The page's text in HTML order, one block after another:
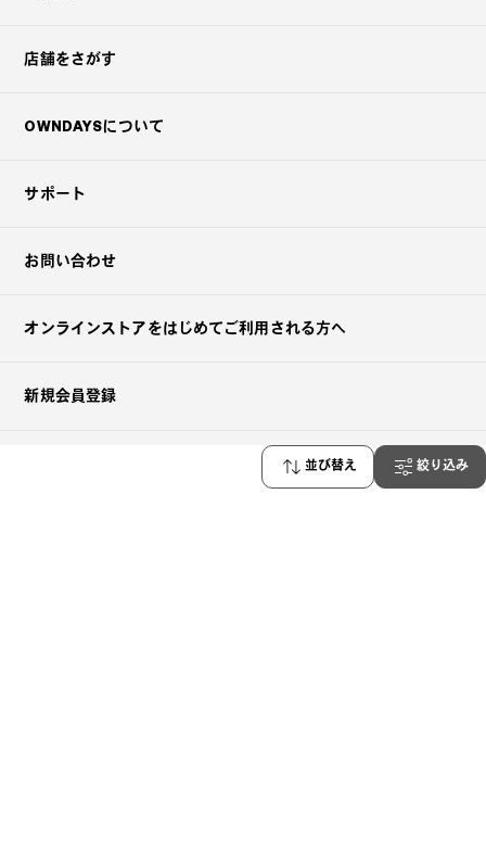
並び替え 絞り込み
店舗をさがす
OWNDAYSについて
サポート
お問い合わせ
オンラインストアをはじめてご利用される方へ
新規会員登録
お問い合わせ